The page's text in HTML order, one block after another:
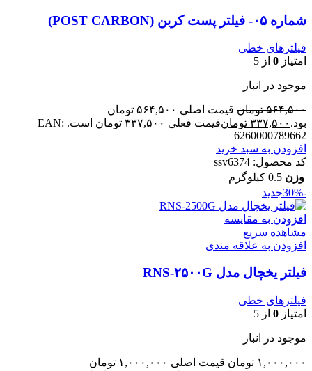
شماره ۰۵- فیلتر پست کربن (POST CARBON)
فیلترهای خطی
امتیاز 0 از 5
موجود در انبار
۵۶۴,۵۰۰ تومان
قیمت اصلی ۵۶۴,۵۰۰ تومان
بود. ۳۳۷,۵۰۰ تومانقیمت فعلی ۳۳۷,۵۰۰ تومان است.
EAN:
6260000789662
افزودن به سبد خرید
کد محصول: ssv6374
وزن 0.5 کیلوگرم
-30%
جدید
افزودن به مقایسه
مشاهده سریع
افزودن به علاقه مندی
فیلتر یخچال مدل RNS-۲۵۰۰G
فیلترهای خطی
امتیاز 0 از 5
موجود در انبار
۱,۰۰۰,۰۰۰ تومان
قیمت اصلی ۱,۰۰۰,۰۰۰ تومان